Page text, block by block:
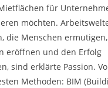
für
möchten.
die Menschen ermutigen,
eröffnen und den Erfolg
sind erklärte Passion.
Methoden: BIM